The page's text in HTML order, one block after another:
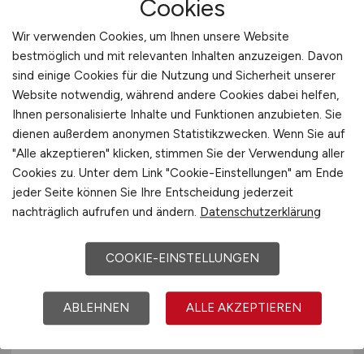
SAP EWM Principal Consultant
(m/w/d)
16.03.2026
München
Cookies
Wir verwenden Cookies, um Ihnen unsere Website
bestmöglich und mit relevanten Inhalten anzuzeigen. Davon
sind einige Cookies für die Nutzung und Sicherheit unserer
Website notwendig, während andere Cookies dabei helfen,
Ihnen personalisierte Inhalte und Funktionen anzubieten. Sie
dienen außerdem anonymen Statistikzwecken. Wenn Sie auf
"Alle akzeptieren" klicken, stimmen Sie der Verwendung aller
Cookies zu. Unter dem Link "Cookie-Einstellungen" am Ende
jeder Seite können Sie Ihre Entscheidung jederzeit
nachträglich aufrufen und ändern. Datenschutzerklärung
COOKIE-EINSTELLUNGEN
ABLEHNEN ALLE AKZEPTIEREN